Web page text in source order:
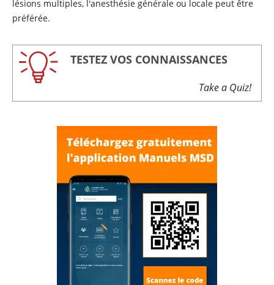
lésions multiples, l'anesthésie générale ou locale peut être
préférée.
TESTEZ VOS CONNAISSANCES
Take a Quiz!